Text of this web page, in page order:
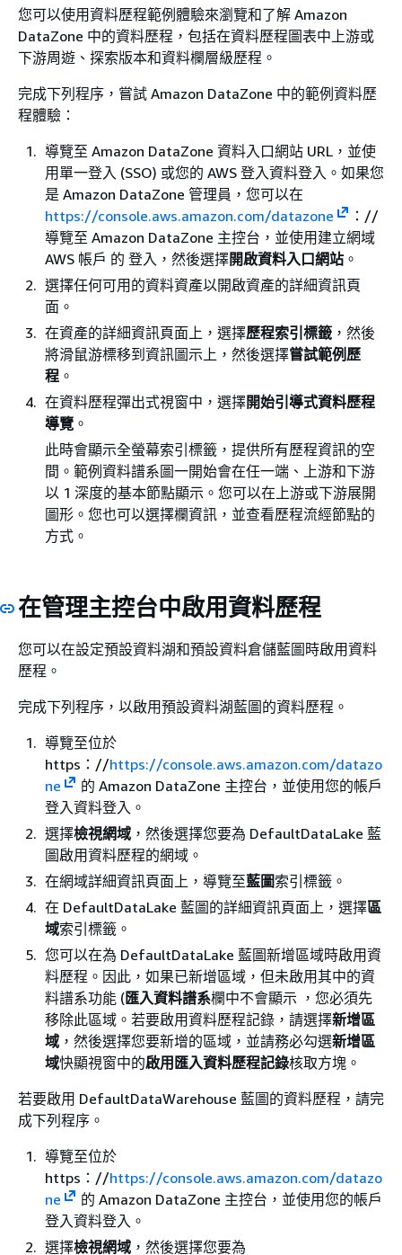
您可以使用資料歷程範例體驗來瀏覽和了解 Amazon
DataZone 中的資料歷程，包括在資料歷程圖表中上游或
下游周遊、探索版本和資料欄層級歷程。
完成下列程序，嘗試 Amazon DataZone 中的範例資料歷
程體驗：
導覽至 Amazon DataZone 資料入口網站 URL，並使
用單一登入 (SSO) 或您的 AWS 登入資料登入。如果您
是 Amazon DataZone 管理員，您可以在
https://console.aws.amazon.com/datazone
：//
導覽至 Amazon DataZone 主控台，並使用建立網域
AWS 帳戶 的 登入，然後選擇開啟資料入口網站 。
選擇任何可用的資料資產以開啟資產的詳細資訊頁
面。
在資產的詳細資訊頁面上，選擇歷程索引標籤 ，然後
將滑鼠游標移到資訊圖示上，然後選擇嘗試範例歷
程 。
在資料歷程彈出式視窗中，選擇開始引導式資料歷程
導覽 。
此時會顯示全螢幕索引標籤，提供所有歷程資訊的空
間。範例資料譜系圖一開始會在任一端、上游和下游
以 1 深度的基本節點顯示。您可以在上游或下游展開
圖形。您也可以選擇欄資訊，並查看歷程流經節點的
方式。
在管理主控台中啟用資料歷程
您可以在設定預設資料湖和預設資料倉儲藍圖時啟用資料
歷程。
完成下列程序，以啟用預設資料湖藍圖的資料歷程。
導覽至位於
https：//https://console.aws.amazon.com/datazo
ne
的 Amazon DataZone 主控台，並使用您的帳戶
登入資料登入。
選擇檢視網域 ，然後選擇您要為 DefaultDataLake 藍
圖啟用資料歷程的網域。
在網域詳細資訊頁面上，導覽至藍圖索引標籤。
在 DefaultDataLake 藍圖的詳細資訊頁面上，選擇區
域索引標籤。
您可以在為 DefaultDataLake 藍圖新增區域時啟用資
料歷程。因此，如果已新增區域，但未啟用其中的資
料譜系功能 (匯入資料譜系欄中不會顯示 ，您必須先
移除此區域。若要啟用資料歷程記錄，請選擇新增區
域 ，然後選擇您要新增的區域，並請務必勾選新增區
域快顯視窗中的啟用匯入資料歷程記錄核取方塊。
若要啟用 DefaultDataWarehouse 藍圖的資料歷程，請完
成下列程序。
導覽至位於
https：//https://console.aws.amazon.com/datazo
ne
的 Amazon DataZone 主控台，並使用您的帳戶
登入資料登入。
選擇檢視網域 ，然後選擇您要為